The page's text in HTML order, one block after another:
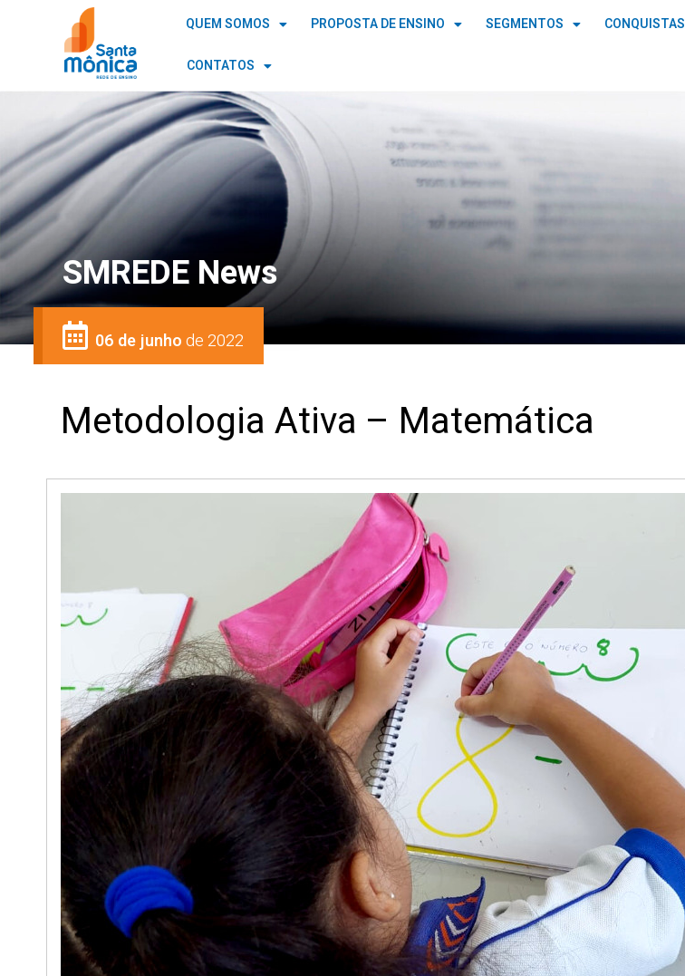
QUEM SOMOS PROPOSTA DE ENSINO SEGMENTOS CONQUISTAS
CONTATOS
SMREDE News
06 de junhode 2022
Metodologia Ativa – Matemática